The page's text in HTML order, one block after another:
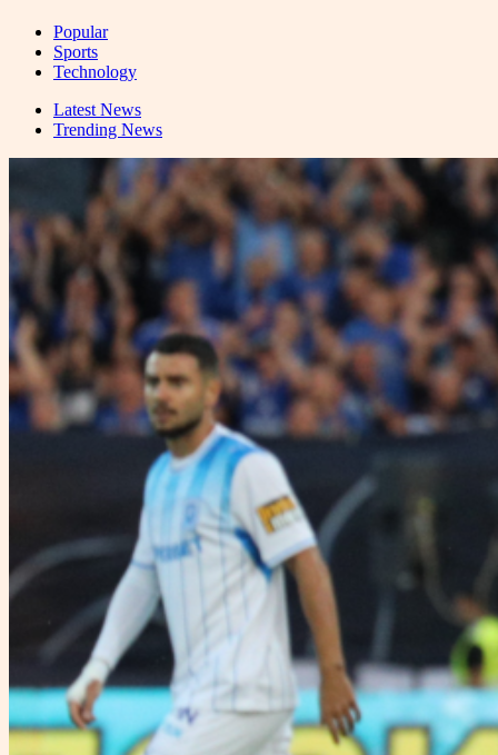
Popular
Sports
Technology
Latest News
Trending News